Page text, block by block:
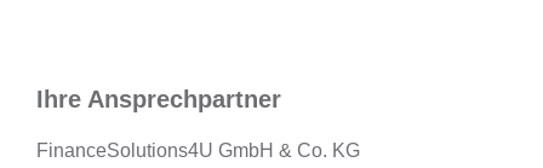
Ihre Ansprechpartner
FinanceSolutions4U GmbH & Co. KG